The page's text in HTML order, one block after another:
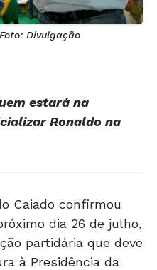
Divulgação
estará na
Ronaldo na
Caiado confirmou
dia 26 de julho,
partidária que deve
à Presidência da